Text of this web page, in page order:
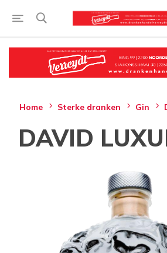
Home Sterke dranken Gin
DAVID